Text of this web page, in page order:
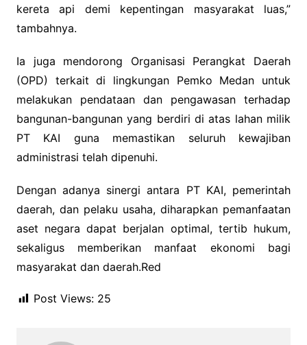
kereta api demi kepentingan masyarakat luas,”
tambahnya.
Ia juga mendorong Organisasi Perangkat Daerah
(OPD) terkait di lingkungan Pemko Medan untuk
melakukan pendataan dan pengawasan terhadap
bangunan-bangunan yang berdiri di atas lahan milik
PT KAI guna memastikan seluruh kewajiban
administrasi telah dipenuhi.
Dengan adanya sinergi antara PT KAI, pemerintah
daerah, dan pelaku usaha, diharapkan pemanfaatan
aset negara dapat berjalan optimal, tertib hukum,
sekaligus memberikan manfaat ekonomi bagi
masyarakat dan daerah.Red
Post Views: 25